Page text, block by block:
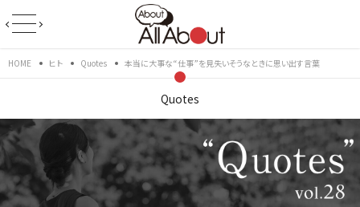
HOME ヒト Quotes 本当に大事な“仕事”を見失いそうなときに思い出す言葉
Quotes